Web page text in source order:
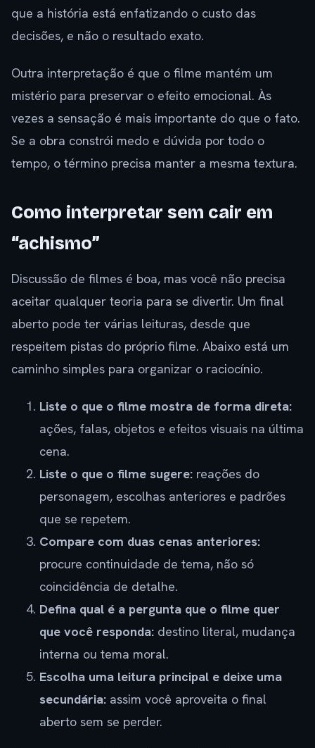
que a história está enfatizando o custo das
decisões, e não o resultado exato.
Outra interpretação é que o filme mantém um
mistério para preservar o efeito emocional. Às
vezes a sensação é mais importante do que o fato.
Se a obra constrói medo e dúvida por todo o
tempo, o término precisa manter a mesma textura.
Como interpretar sem cair em
“achismo”
Discussão de filmes é boa, mas você não precisa
aceitar qualquer teoria para se divertir. Um final
aberto pode ter várias leituras, desde que
respeitem pistas do próprio filme. Abaixo está um
caminho simples para organizar o raciocínio.
Liste o que o filme mostra de forma direta:
ações, falas, objetos e efeitos visuais na última
cena.
Liste o que o filme sugere: reações do
personagem, escolhas anteriores e padrões
que se repetem.
Compare com duas cenas anteriores:
procure continuidade de tema, não só
coincidência de detalhe.
Defina qual é a pergunta que o filme quer
que você responda: destino literal, mudança
interna ou tema moral.
Escolha uma leitura principal e deixe uma
secundária: assim você aproveita o final
aberto sem se perder.